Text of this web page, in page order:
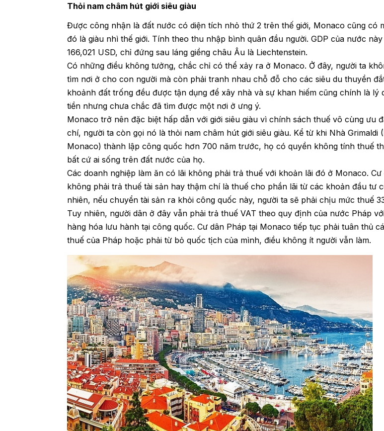
Thỏi nam châm hút giới siêu giàu
Được công nhận là đất nước có diện tích nhỏ thứ 2 trên thế giới, Monaco cũng có
đó là giàu nhì thế giới. Tính theo thu nhập bình quân đầu người. GDP của nước này
166,021 USD, chỉ đứng sau láng giềng châu Âu là Liechtenstein.
Có những điều không tưởng, chắc chỉ có thể xảy ra ở Monaco. Ở đây, người ta
tìm nơi ở cho con người mà còn phải tranh nhau chỗ đỗ cho các siêu du thuyền
khoảnh đất trống đều được tận dụng để xây nhà và sự khan hiếm cũng chính là lý
tiền nhưng chưa chắc đã tìm được một nơi ở ưng ý.
Monaco trở nên đặc biệt hấp dẫn với giới siêu giàu vì chính sách thuế vô cùng ưu
chí, người ta còn gọi nó là thỏi nam châm hút giới siêu giàu. Kể từ khi Nhà Grimaldi
Monaco) thành lập công quốc hơn 700 năm trước, họ có quyền không tính thuế
bất cứ ai sống trên đất nước của họ.
Các doanh nghiệp làm ăn có lãi không phải trả thuế với khoản lãi đó ở Monaco. Cư
không phải trả thuế tài sản hay thậm chí là thuế cho phần lãi từ các khoản đầu tư
nhiên, nếu chuyển tài sản ra khỏi công quốc này, người ta sẽ phải chịu mức thuế
Tuy nhiên, người dân ở đây vẫn phải trả thuế VAT theo quy định của nước Pháp
hàng hóa lưu hành tại công quốc. Cư dân Pháp tại Monaco tiếp tục phải tuân thủ
thuế của Pháp hoặc phải từ bỏ quốc tịch của mình, điều không ít người vẫn làm.